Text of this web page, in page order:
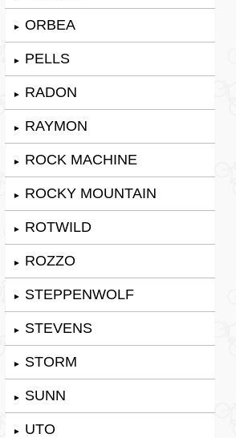
► ORBEA
► PELLS
► RADON
► RAYMON
► ROCK MACHINE
► ROCKY MOUNTAIN
► ROTWILD
► ROZZO
► STEPPENWOLF
► STEVENS
► STORM
► SUNN
► UTO